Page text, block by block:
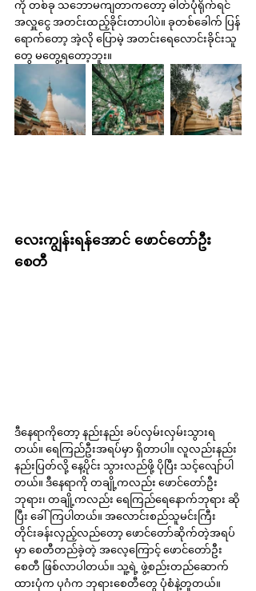
ကို တစ်ခု သဘောမကျတာကတော့ ဓါတ်ပုံရိုက်ရင်
အလှူငွေ အတင်းထည့်ခိုင်းတာပါပဲ။ ခုတစ်ခေါက် ပြန်
ရောက်တော့ အဲ့လို ပြောမဲ့ အတင်းရေလောင်းခိုင်းသူ
တွေ မတွေ့ရတော့ဘူး။
လေးကျွန်းရန်အောင် ဖောင်တော်ဦး
စေတီ
ဒီနေရာကိုတော့ နည်းနည်း ခပ်လှမ်းလှမ်းသွားရ
တယ်။ ရေကြည်ဦးအရပ်မှာ ရှိတာပါ။ လူလည်းနည်း
နည်းပြတ်လို့ နေ့ပိုင်း သွားလည်ဖို့ ပိုပြီး သင့်လျော်ပါ
တယ်။ ဒီနေရာကို တချို့ကလည်း ဖောင်တော်ဦး
ဘုရား၊ တချို့ကလည်း ရေကြည်ရေနောက်ဘုရား ဆို
ပြီး ခေါ်ကြပါတယ်။ အလောင်းစည်သူမင်းကြီး
တိုင်းခန်းလှည့်လည်တော့ ဖောင်တော်ဆိုက်တဲ့အရပ်
မှာ စေတီတည်ခဲ့တဲ့ အလေ့ကြောင့် ဖောင်တော်ဦး
စေတီ ဖြစ်လာပါတယ်။ သူ့ရဲ့ ဖွဲ့စည်းတည်ဆောက်
ထားပုံက ပုဂံက ဘုရားစေတီတွေ ပုံစံနဲ့တူတယ်။